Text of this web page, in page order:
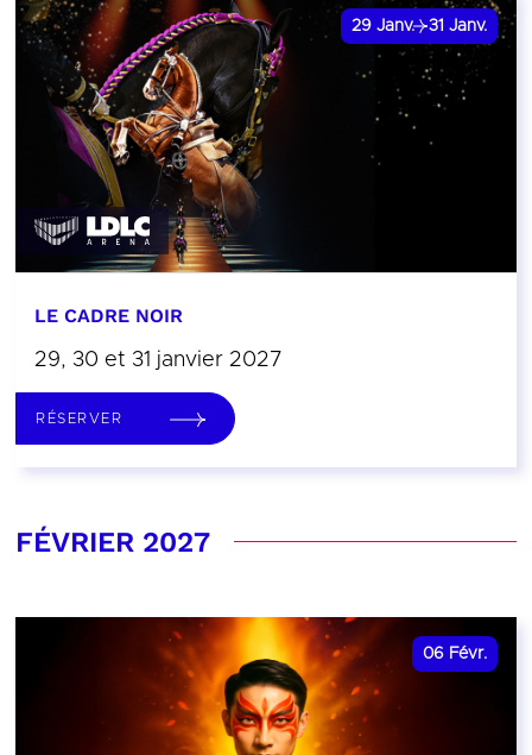
29 Janv. 31 Janv.
LE CADRE NOIR
29, 30 et 31 janvier 2027
RÉSERVER
FÉVRIER 2027
06 Févr.